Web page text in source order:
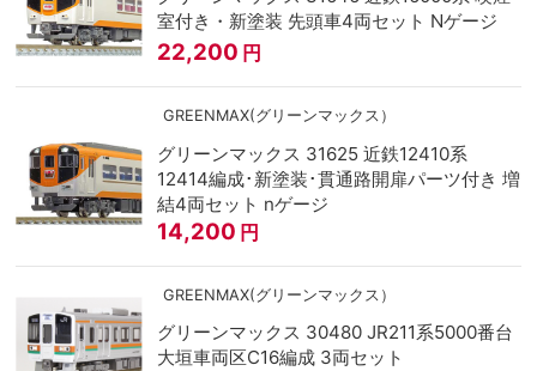
室付き・新塗装 先頭車4両セット Nゲージ
22,200 円
GREENMAX(グリーンマックス）
グリーンマックス 31625 近鉄12410系
12414編成･新塗装･貫通路開扉パーツ付き 増
結4両セット nゲージ
14,200 円
GREENMAX(グリーンマックス）
グリーンマックス 30480 JR211系5000番台
大垣車両区C16編成 3両セット